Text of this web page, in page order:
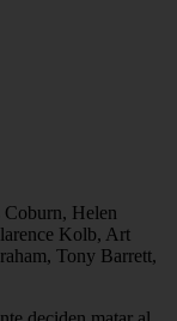
Helen
Kolb, Art
Tony Barrett,